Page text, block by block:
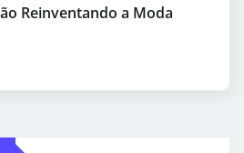
Reinventando a Moda